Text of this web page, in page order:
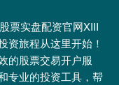
票实盘配资官网XIII‌
旅程从这里开始！
的股票交易开户服
专业的投资工具，帮